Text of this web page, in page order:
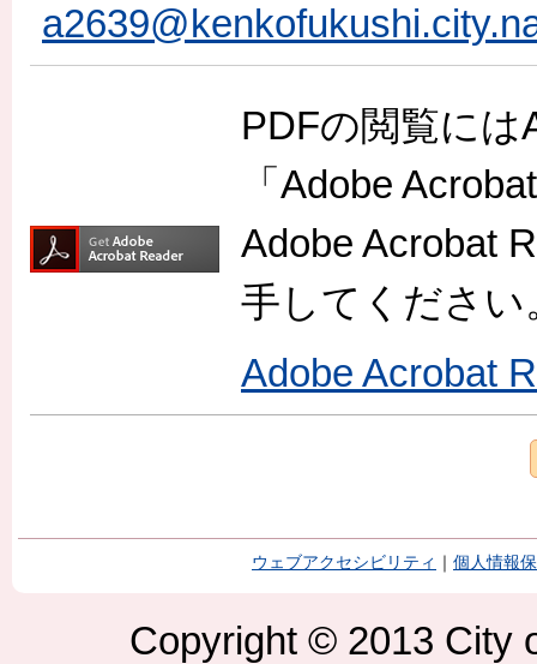
PDFの閲覧に
「Adobe
Adobe Acrobat
手してください
Adobe Acrobat
ウェブアクセシビリティ 個人情報
Copyright © 2013 City